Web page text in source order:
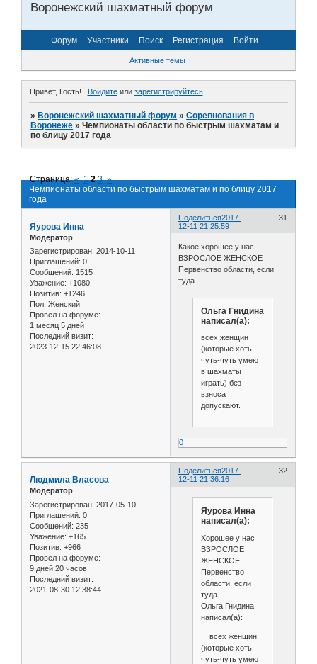
Воронежский шахматный форум
Форум Участники Поиск Регистрация Войти
Активные темы
Привет, Гость! Войдитеили зарегистрируйтесь.
»Воронежский шахматный форум »Соревнования в
Воронеже »Чемпионаты области по быстрым шахматам и
по блицу 2017 года
Чемпионаты области по быстрым шахматам и по блицу 2017
года
Страница:« 1 2 3 »
Поделиться 31
2017-
12-11 21:25:59
Яурова Инна
Модератор
Зарегистрирован: 2014-10-11
Приглашений: 0
Сообщений: 1515
Уважение: +1080
Позитив: +1246
Пол: Женский
Провел на форуме:
1 месяц 5 дней
Последний визит:
2023-12-15 22:46:08
Какое хорошее у нас
ВЗРОСЛОЕ ЖЕНСКОЕ
Первенство области, если
туда
Ольга Гнидина
написал(а):
всех женщин
(которые хоть
чуть-чуть умеют
в шахматы
играть) без
взноса
допускают.
0
Поделиться 32
2017-
12-11 21:36:16
Людмила Власова
Модератор
Зарегистрирован: 2017-05-10
Приглашений: 0
Сообщений: 235
Уважение: +165
Позитив: +966
Провел на форуме:
9 дней 20 часов
Последний визит:
2021-08-30 12:38:44
Яурова Инна
написал(а):
Хорошее у нас
ВЗРОСЛОЕ
ЖЕНСКОЕ
Первенство
области, если
туда
Ольга Гнидина
написал(а):
всех женщин
(которые хоть
чуть-чуть умеют